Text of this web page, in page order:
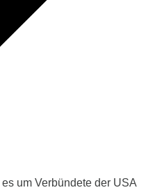
um Verbündete der USA